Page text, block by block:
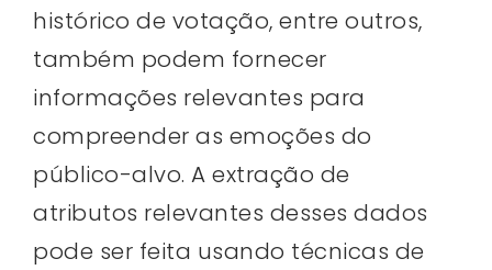
histórico de votação, entre outros,
também podem fornecer
informações relevantes para
compreender as emoções do
público-alvo. A extração de
atributos relevantes desses dados
pode ser feita usando técnicas de